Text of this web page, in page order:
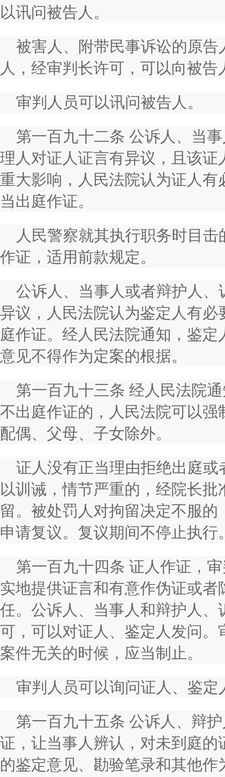
以讯问被告人。
被害人、附带民事诉讼的原
人，经审判长许可，可以向被告
审判人员可以讯问被告人。
第一百九十二条 公诉人、当
理人对证人证言有异议，且该
重大影响，人民法院认为证人
当出庭作证。
人民警察就其执行职务时目
作证，适用前款规定。
公诉人、当事人或者辩护人
异议，人民法院认为鉴定人有
庭作证。经人民法院通知，鉴
意见不得作为定案的根据。
第一百九十三条 经人民法院
不出庭作证的，人民法院可以
配偶、父母、子女除外。
证人没有正当理由拒绝出庭
以训诫，情节严重的，经院长
留。被处罚人对拘留决定不服
申请复议。复议期间不停止执行
第一百九十四条 证人作证，
实地提供证言和有意作伪证或
任。公诉人、当事人和辩护人、
可，可以对证人、鉴定人发问
案件无关的时候，应当制止。
审判人员可以询问证人、鉴定
第一百九十五条 公诉人、辩
证，让当事人辨认，对未到庭
的鉴定意见、勘验笔录和其他